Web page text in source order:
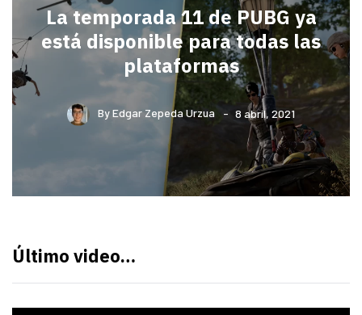
La temporada 11 de PUBG ya
está disponible para todas las
plataformas
ByEdgar Zepeda Urzua 8 abril, 2021
Último video…